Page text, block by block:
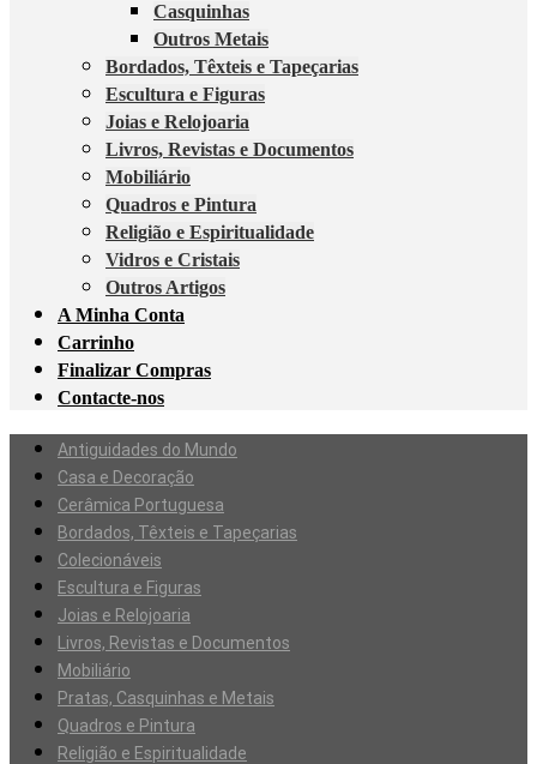
Casquinhas
Outros Metais
Bordados, Têxteis e Tapeçarias
Escultura e Figuras
Joias e Relojoaria
Livros, Revistas e Documentos
Mobiliário
Quadros e Pintura
Religião e Espiritualidade
Vidros e Cristais
Outros Artigos
A Minha Conta
Carrinho
Finalizar Compras
Contacte-nos
Antiguidades do Mundo
Casa e Decoração
Cerâmica Portuguesa
Bordados, Têxteis e Tapeçarias
Colecionáveis
Escultura e Figuras
Joias e Relojoaria
Livros, Revistas e Documentos
Mobiliário
Pratas, Casquinhas e Metais
Quadros e Pintura
Religião e Espiritualidade